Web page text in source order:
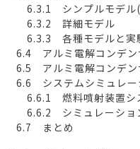
6.3.1 シンプルモデル
6.3.2 詳細モデル
6.3.3 各種モデルと実
6.4 アルミ電解コンデン
6.5 アルミ電解コンデン
6.6 システムシミュレー
6.6.1 燃料噴射装置シ
6.6.2 シミュレーショ
6.7 まとめ